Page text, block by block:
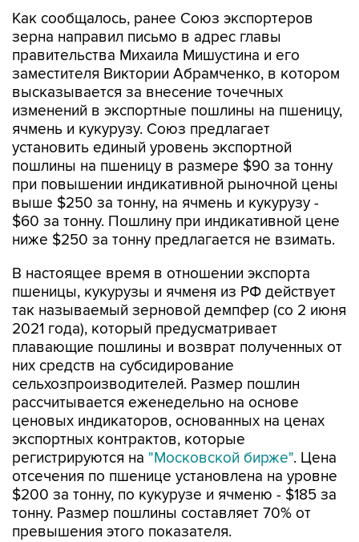
Как сообщалось, ранее Союз экспортеров
зерна направил письмо в адрес главы
правительства Михаила Мишустина и его
заместителя Виктории Абрамченко, в котором
высказывается за внесение точечных
изменений в экспортные пошлины на пшеницу,
ячмень и кукурузу. Союз предлагает
установить единый уровень экспортной
пошлины на пшеницу в размере $90 за тонну
при повышении индикативной рыночной цены
выше $250 за тонну, на ячмень и кукурузу -
$60 за тонну. Пошлину при индикативной цене
ниже $250 за тонну предлагается не взимать.
В настоящее время в отношении экспорта
пшеницы, кукурузы и ячменя из РФ действует
так называемый зерновой демпфер (со 2 июня
2021 года), который предусматривает
плавающие пошлины и возврат полученных от
них средств на субсидирование
сельхозпроизводителей. Размер пошлин
рассчитывается еженедельно на основе
ценовых индикаторов, основанных на ценах
экспортных контрактов, которые
регистрируются на "Московской бирже". Цена
отсечения по пшенице установлена на уровне
$200 за тонну, по кукурузе и ячменю - $185 за
тонну. Размер пошлины составляет 70% от
превышения этого показателя.